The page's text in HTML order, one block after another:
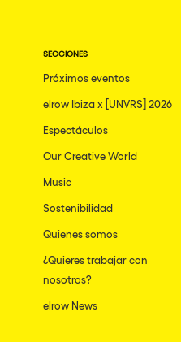
SECCIONES
Próximos eventos
elrow Ibiza x [UNVRS] 2026
Espectáculos
Our Creative World
Music
Sostenibilidad
Quienes somos
¿Quieres trabajar con
nosotros?
elrow News